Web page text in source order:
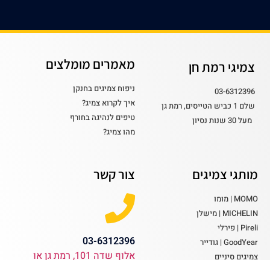
צמיגי רמת חן
03-6312396
שלם 1 כביש הטייסים, רמת גן
מעל 30 שנות נסיון
מאמרים מומלצים
ניפוח צמיגים בחנקן
איך לקרוא צמיג?
טיפים לנהיגה בחורף
מהו צמיג?
מותגי צמיגים
MOMO | מומו
MICHELIN | מישלן
Pireli | פירלי
GoodYear | גודייר
צמיגים סיניים
צור קשר
03-6312396
אלוף שדה 101, רמת גן או